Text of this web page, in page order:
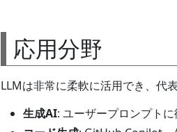
応用分野
LLMは非常に柔軟に活用でき、代
生成AI: ユーザープロンプト